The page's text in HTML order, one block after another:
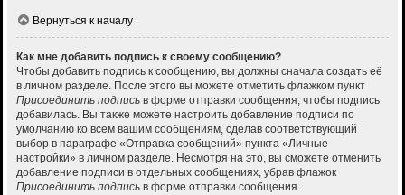
Вернуться к началу
Как мне добавить подпись к своему сообщению?
Чтобы добавить подпись к сообщению, вы должны сначала создать её
в личном разделе. После этого вы можете отметить флажком пункт
Присоединить подпись в форме отправки сообщения, чтобы подпись
добавилась. Вы также можете настроить добавление подписи по
умолчанию ко всем вашим сообщениям, сделав соответствующий
выбор в параграфе «Отправка сообщений» пункта «Личные
настройки» в личном разделе. Несмотря на это, вы сможете отменить
добавление подписи в отдельных сообщениях, убрав флажок
Присоединить подпись в форме отправки сообщения.